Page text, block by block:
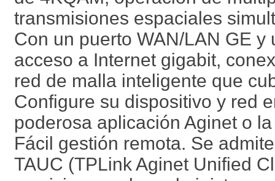
transmisiones espaciales
Con un puerto WAN/LAN GE
acceso a Internet gigabit,
red de malla inteligente que
Configure su dispositivo y red
poderosa aplicación Aginet o
Fácil gestión remota. Se
TAUC (TPLink Aginet Unified